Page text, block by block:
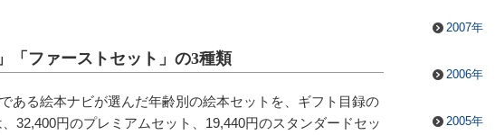
「ファーストセット」の3種類
ある絵本ナビが選んだ年齢別の絵本セットを、ギフト目録の
32,400円のプレミアムセット、19,440円のスタンダードセッ
2007年
2006年
2005年